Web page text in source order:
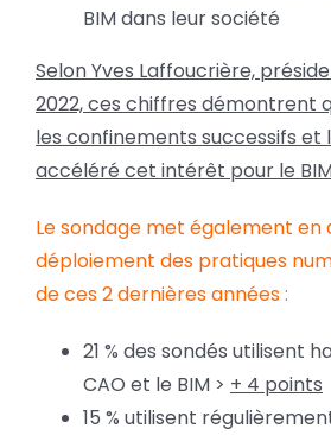
BIM dans leur société
Selon Yves Laffoucrière,
2022, ces chiffres démontrent
les confinements successifs
accéléré cet intérêt pour le
Le sondage met également en
déploiement des pratiques
de ces 2 dernières années :
21 % des sondés utilisent
CAO et le BIM > + 4 points
15 % utilisent